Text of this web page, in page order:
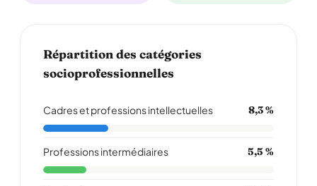
Répartition des catégories
socioprofessionnelles
Cadres et professions intellectuelles 8,3 %
Professions intermédiaires 5,5 %